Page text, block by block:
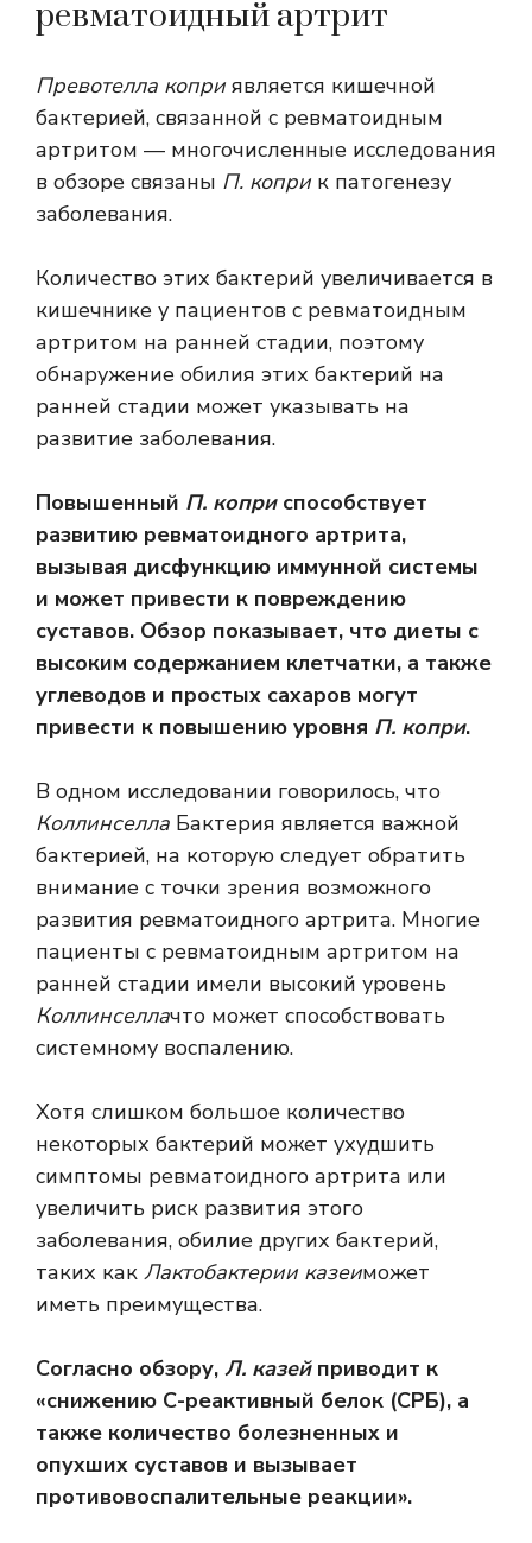
ревматоидный артрит
Превотелла коприявляется кишечной
бактерией, связанной с ревматоидным
артритом — многочисленные исследования
в обзоре связаны П. коприк патогенезу
заболевания.
Количество этих бактерий увеличивается в
кишечнике у пациентов с ревматоидным
артритом на ранней стадии, поэтому
обнаружение обилия этих бактерий на
ранней стадии может указывать на
развитие заболевания.
Повышенный П. коприспособствует
развитию ревматоидного артрита,
вызывая дисфункцию иммунной системы
и может привести к повреждению
суставов. Обзор показывает, что диеты с
высоким содержанием клетчатки, а также
углеводов и простых сахаров могут
привести к повышению уровня П. копри.
В одном исследовании говорилось, что
Коллинселла Бактерия является важной
бактерией, на которую следует обратить
внимание с точки зрения возможного
развития ревматоидного артрита. Многие
пациенты с ревматоидным артритом на
ранней стадии имели высокий уровень
Коллинселлачто может способствовать
системному воспалению.
Хотя слишком большое количество
некоторых бактерий может ухудшить
симптомы ревматоидного артрита или
увеличить риск развития этого
заболевания, обилие других бактерий,
таких как Лактобактерии казеиможет
иметь преимущества.
Согласно обзору, Л. казейприводит к
«снижению С-реактивный белок (СРБ), а
также количество болезненных и
опухших суставов и вызывает
противовоспалительные реакции».